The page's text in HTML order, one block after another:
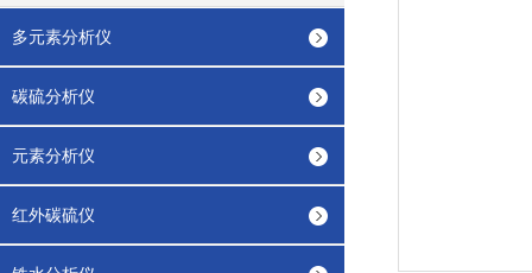
多元素分析仪
碳硫分析仪
元素分析仪
红外碳硫仪